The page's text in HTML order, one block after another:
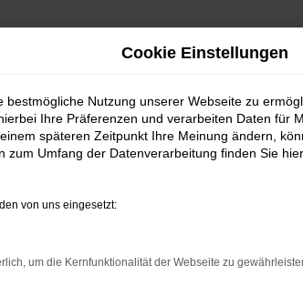
Cookie Einstellungen
bestmögliche Nutzung unserer Webseite zu
Ihre Präferenzen und verarbeiten Daten für
späteren Zeitpunkt Ihre Meinung ändern,
zum Umfang der Datenverarbeitung finden Sie
von uns eingesetzt:
um die Kernfunktionalität der Webseite zu